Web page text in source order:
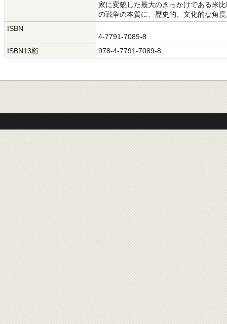
家に変貌した最大のきっかけである米
の戦争の本質に、歴史的、文化的な角
ISBN
4-7791-7089-8
ISBN13桁
978-4-7791-7089-8